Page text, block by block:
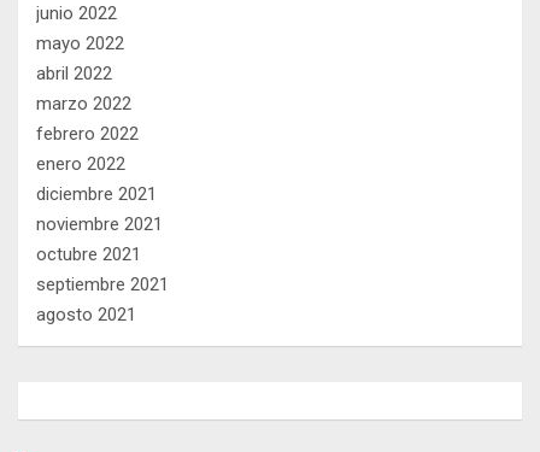
junio 2022
mayo 2022
abril 2022
marzo 2022
febrero 2022
enero 2022
diciembre 2021
noviembre 2021
octubre 2021
septiembre 2021
agosto 2021